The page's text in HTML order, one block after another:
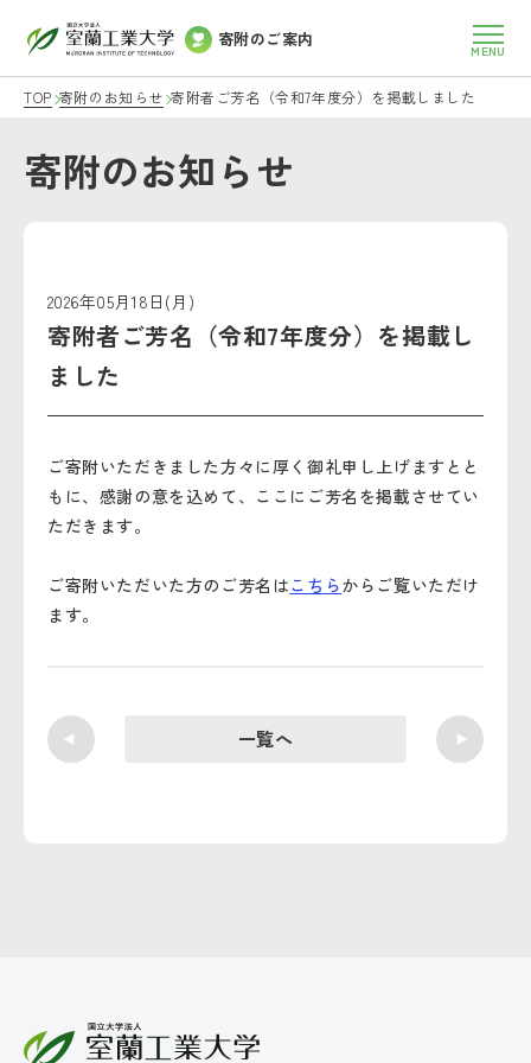
寄附のご案内
TOP 寄附のお知らせ 寄附者ご芳名（令和7年度分）を掲載しました
寄附のお知らせ
2026年05月18日(月)
寄附者ご芳名（令和7年度分）を掲載し
ました
ご寄附いただきました方々に厚く御礼申し上げますとと
もに、感謝の意を込めて、ここにご芳名を掲載させてい
ただきます。
ご寄附いただいた方のご芳名はこちらからご覧いただけ
ます。
一覧へ